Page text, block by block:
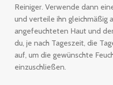
Reiniger. Verwende dann
und verteile ihn gleichmäßig
angefeuchteten Haut und
du, je nach Tageszeit, die
auf, um die gewünschte
einzuschließen.